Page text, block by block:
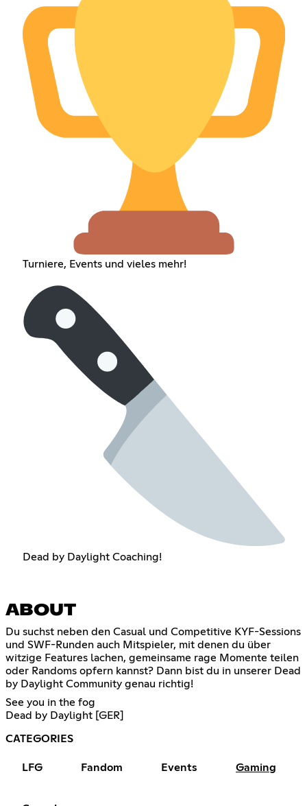
Turniere, Events und vieles mehr!
Dead by Daylight Coaching!
ABOUT
Du suchst neben den Casual und Competitive KYF-Sessions
und SWF-Runden auch Mitspieler, mit denen du über
witzige Features lachen, gemeinsame rage Momente teilen
oder Randoms opfern kannst? Dann bist du in unserer Dead
by Daylight Community genau richtig!
See you in the fog
Dead by Daylight [GER]
CATEGORIES
LFG Fandom Events Gaming